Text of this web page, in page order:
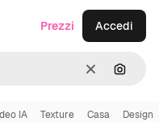
CancellaCerca
Prezzi Accedi
IA Texture Casa Design